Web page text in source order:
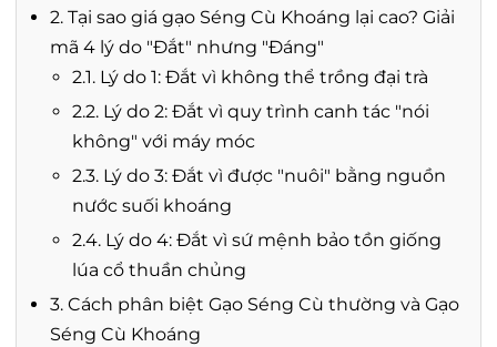
2. Tại sao giá gạo Séng Cù Khoáng lại cao? Giải
mã 4 lý do "Đắt" nhưng "Đáng"
2.1. Lý do 1: Đắt vì không thể trồng đại trà
2.2. Lý do 2: Đắt vì quy trình canh tác "nói
không" với máy móc
2.3. Lý do 3: Đắt vì được "nuôi" bằng nguồn
nước suối khoáng
2.4. Lý do 4: Đắt vì sứ mệnh bảo tồn giống
lúa cổ thuần chủng
3. Cách phân biệt Gạo Séng Cù thường và Gạo
Séng Cù Khoáng